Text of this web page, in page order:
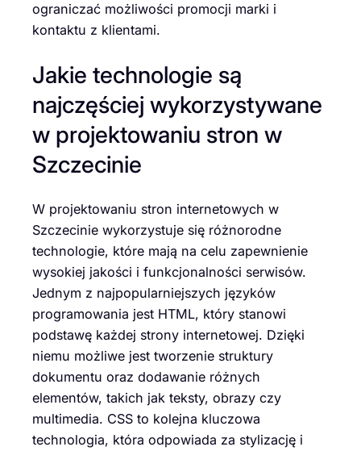
ograniczać możliwości promocji marki i
kontaktu z klientami.
Jakie technologie są
najczęściej wykorzystywane
w projektowaniu stron w
Szczecinie
W projektowaniu stron internetowych w
Szczecinie wykorzystuje się różnorodne
technologie, które mają na celu zapewnienie
wysokiej jakości i funkcjonalności serwisów.
Jednym z najpopularniejszych języków
programowania jest HTML, który stanowi
podstawę każdej strony internetowej. Dzięki
niemu możliwe jest tworzenie struktury
dokumentu oraz dodawanie różnych
elementów, takich jak teksty, obrazy czy
multimedia. CSS to kolejna kluczowa
technologia, która odpowiada za stylizację i